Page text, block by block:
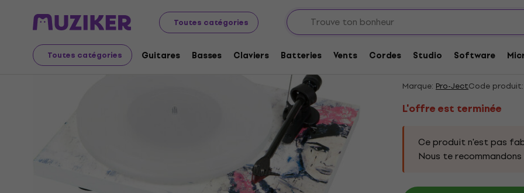
Toutes catégories
Toutes catégories Guitares Basses Claviers Batteries Vents Cordes Studio Software
Audio Video Tech Platines vinyles Platines vinyle pour la maison
L'offre est terminée
L'offre est terminée
Pro-Ject PS00-
Marque: Pro-JectCode produit:
L'offre est terminée
Ce produit n'est pas
Nous te